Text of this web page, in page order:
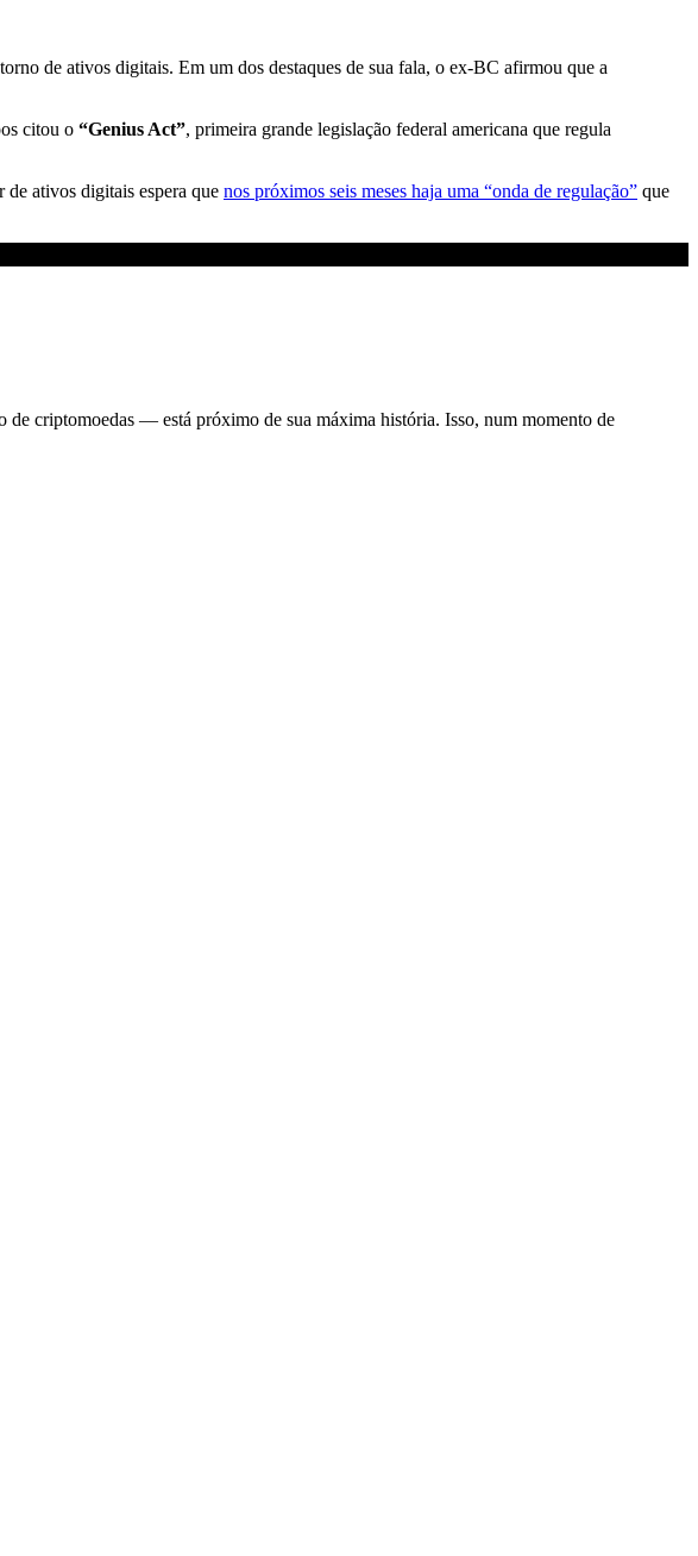
de ativos digitais. Em um dos destaques de sua fala, o ex-BC afirmou que a
citou o “Genius Act”, primeira grande legislação federal americana que regula
de ativos digitais espera que nos próximos seis meses haja uma “onda de regulação” que
criptomoedas — está próximo de sua máxima história. Isso, num momento de